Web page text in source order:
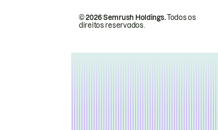
© 2026 Semrush Holdings.Todos os
direitos reservados.